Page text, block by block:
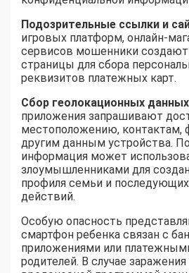
Подозрительные ссылки и
игровых платформ, онлайн-
сервисов мошенники
страницы для сбора
реквизитов платежных карт.
Сбор геолокационных
приложения запрашивают
местоположению, контактам,
другим данным устройства.
информация может
злоумышленниками для
профиля семьи и
действий.
Особую опасность
смартфон ребенка связан с
приложениями или
родителей. В случае